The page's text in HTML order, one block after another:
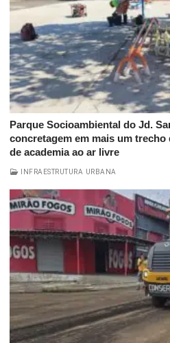
Parque Socioambiental do Jd.
concretagem em mais um trecho
de academia ao ar livre
INFRAESTRUTURA URBANA